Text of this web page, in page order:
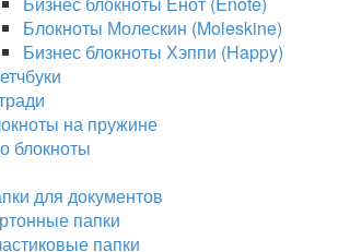
Блокноты Молескин (Moleskine)
Бизнес блокноты Хэппи (Happy)
на пружине
блокноты
для документов
папки
папки